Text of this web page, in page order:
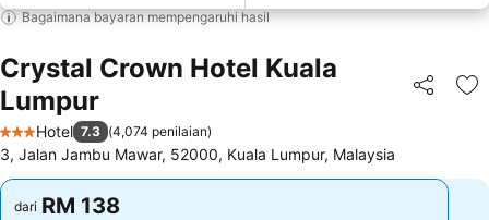
Bagaimana bayaran mempengaruhi hasil
Crystal Crown Hotel Kuala
Lumpur
Kongsi
3 Bintang
Hotel 7.3 (4,074 penilaian)
3, Jalan Jambu Mawar, 52000, Kuala Lumpur, Malaysia
dari RM 138
dari RM 138